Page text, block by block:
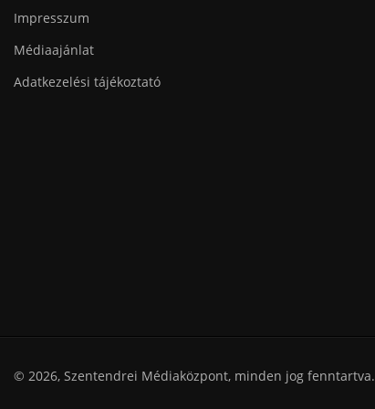
Impresszum
Médiaajánlat
Adatkezelési tájékoztató
© 2026, Szentendrei Médiaközpont, minden jog fenntartva.